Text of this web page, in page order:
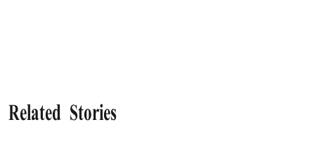
Related Stories